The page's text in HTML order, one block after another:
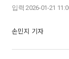
입력 2026-01-21
손민지 기자